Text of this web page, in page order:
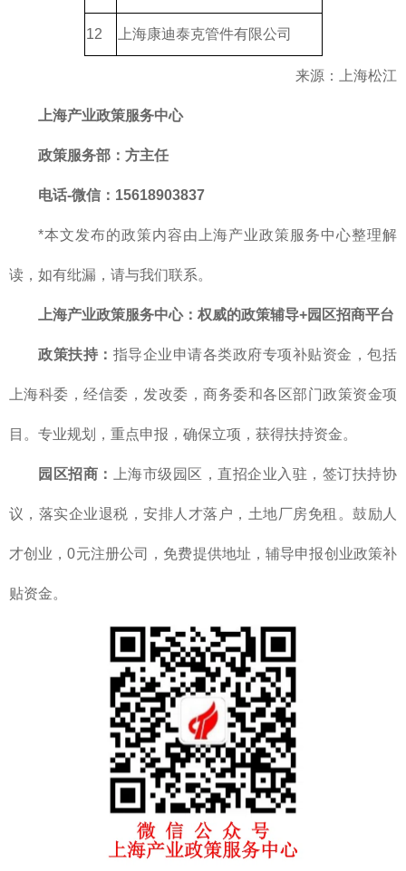
12 上海康迪泰克管件有限公司
来源：上海松江
上海产业政策服务中心
政策服务部 ：方主任
电话-微信：15618903837
*本文发布的政策内容由上海产业政策服务中心整理解
读，如有纰漏，请与我们联系。
上海产业政策服务中心： 权威的政策辅导+园区招商平台
政策扶持： 指导企业申请各类政府专项补贴资金，包括
上海科委，经信委，发改委，商务委和各区部门政策资金项
目。专业规划，重点申报，确保立项，获得扶持资金。
园区招商： 上海市级园区，直招企业入驻，签订扶持协
议，落实企业退税，安排人才落户，土地厂房免租。鼓励人
才创业，0元注册公司，免费提供地址，辅导申报创业政策补
贴资金。